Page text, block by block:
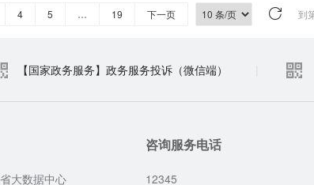
4 5 … 19 下一页 到
【国家政务服务】政务服务投诉（微信端）
大数据中心
咨询服务电话
12345